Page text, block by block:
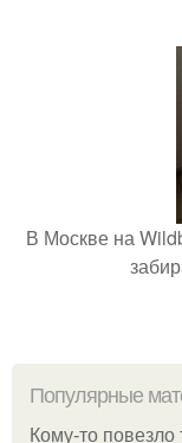
В Москве на
Популярные
Кому-то повезло